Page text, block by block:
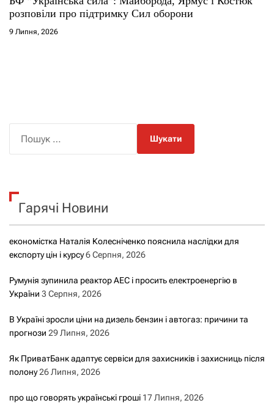
розповіли про підтримку Сил оборони
9 Липня, 2026
к
Гарячі Новини
економістка Наталія Колесніченко пояснила наслідки для
експорту цін і курсу6 Серпня, 2026
Румунія зупинила реактор АЕС і просить електроенергію в
України 3 Серпня, 2026
В Україні зросли ціни на дизель бензин і автогаз: причини та
прогнози 29 Липня, 2026
Як ПриватБанк адаптує сервіси для захисників і захисниць після
полону26 Липня, 2026
про що говорять українські гроші 17 Липня, 2026